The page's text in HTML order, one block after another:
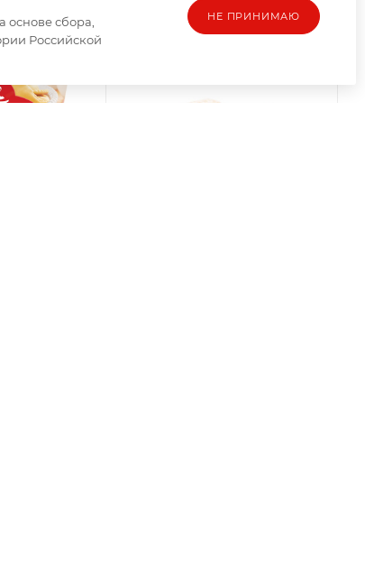
сбора,
Российской
НЕ ПРИНИМАЮ